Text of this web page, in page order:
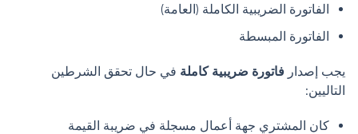
الفاتورة الضريبية الكاملة (العامة)
الفاتورة المبسطة
يجب إصدار فاتورة ضريبية كاملة في حال تحقق الشرطين
التاليين:
كان المشتري جهة أعمال مسجلة في ضريبة القيمة